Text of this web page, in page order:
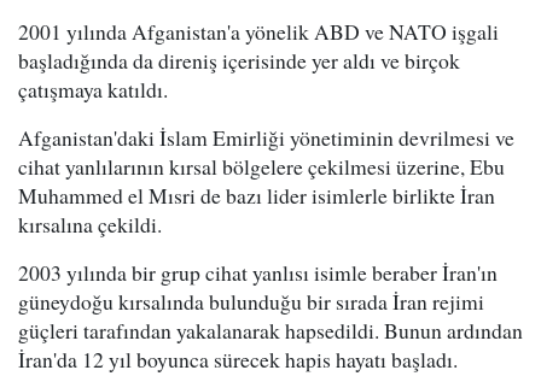
2001 yılında Afganistan'a yönelik ABD ve NATO işgali
başladığında da direniş içerisinde yer aldı ve birçok
çatışmaya katıldı.
Afganistan'daki İslam Emirliği yönetiminin devrilmesi ve
cihat yanlılarının kırsal bölgelere çekilmesi üzerine, Ebu
Muhammed el Mısri de bazı lider isimlerle birlikte İran
kırsalına çekildi.
2003 yılında bir grup cihat yanlısı isimle beraber İran'ın
güneydoğu kırsalında bulunduğu bir sırada İran rejimi
güçleri tarafından yakalanarak hapsedildi. Bunun ardından
İran'da 12 yıl boyunca sürecek hapis hayatı başladı.